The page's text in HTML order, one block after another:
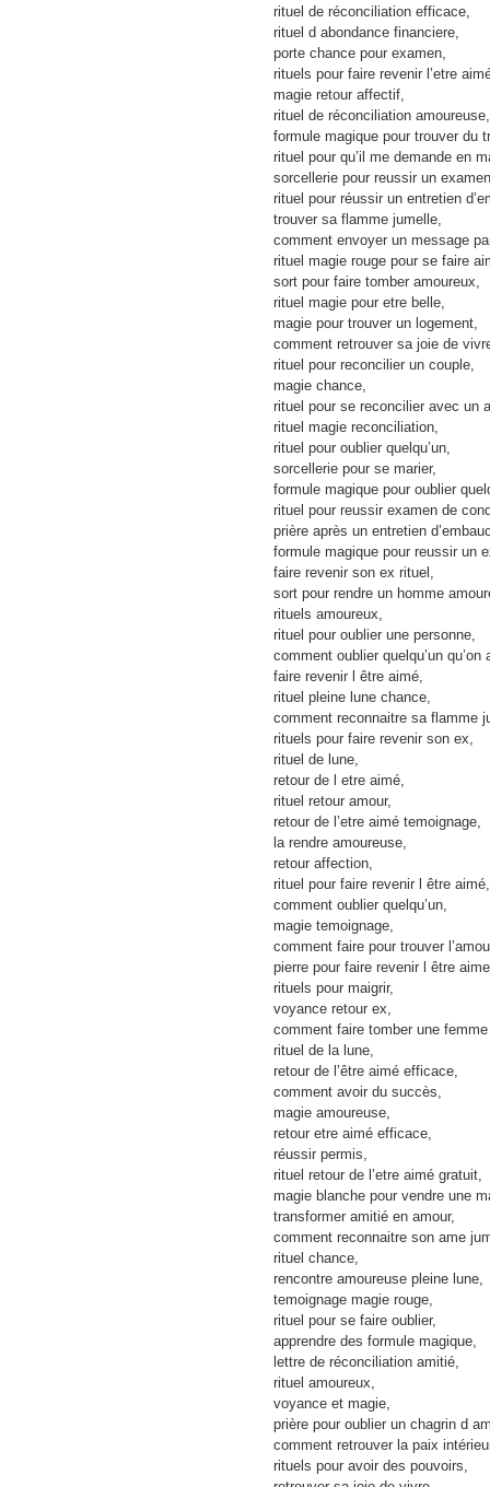
rituel de réconciliation efficace,
rituel d abondance financiere,
porte chance pour examen,
rituels pour faire revenir l’etre
magie retour affectif,
rituel de réconciliation amoureuse,
formule magique pour trouver du
rituel pour qu’il me demande en
sorcellerie pour reussir un
rituel pour réussir un entretien
trouver sa flamme jumelle,
comment envoyer un message
rituel magie rouge pour se faire
sort pour faire tomber amoureux,
rituel magie pour etre belle,
magie pour trouver un logement,
comment retrouver sa joie de
rituel pour reconcilier un couple,
magie chance,
rituel pour se reconcilier avec un
rituel magie reconciliation,
rituel pour oublier quelqu’un,
sorcellerie pour se marier,
formule magique pour oublier
rituel pour reussir examen de
prière après un entretien
formule magique pour reussir un
faire revenir son ex rituel,
sort pour rendre un homme
rituels amoureux,
rituel pour oublier une personne,
comment oublier quelqu’un qu’on
faire revenir l être aimé,
rituel pleine lune chance,
comment reconnaitre sa flamme
rituels pour faire revenir son ex,
rituel de lune,
retour de l etre aimé,
rituel retour amour,
retour de l’etre aimé temoignage,
la rendre amoureuse,
retour affection,
rituel pour faire revenir l être aimé,
comment oublier quelqu’un,
magie temoignage,
comment faire pour trouver
pierre pour faire revenir l être
rituels pour maigrir,
voyance retour ex,
comment faire tomber une
rituel de la lune,
retour de l’être aimé efficace,
comment avoir du succès,
magie amoureuse,
retour etre aimé efficace,
réussir permis,
rituel retour de l’etre aimé gratuit,
magie blanche pour vendre une
transformer amitié en amour,
comment reconnaitre son ame
rituel chance,
rencontre amoureuse pleine lune,
temoignage magie rouge,
rituel pour se faire oublier,
apprendre des formule magique,
lettre de réconciliation amitié,
rituel amoureux,
voyance et magie,
prière pour oublier un chagrin d
comment retrouver la paix
rituels pour avoir des pouvoirs,